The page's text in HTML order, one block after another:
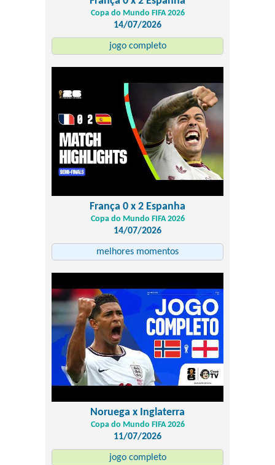
Copa do Mundo FIFA 2026
14/07/2026
jogo completo
França 0 x 2 Espanha
Copa do Mundo FIFA 2026
14/07/2026
melhores momentos
Noruega x Inglaterra
Copa do Mundo FIFA 2026
11/07/2026
jogo completo